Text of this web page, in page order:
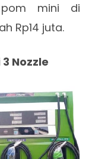
mini di
Rp14 juta.
Nozzle